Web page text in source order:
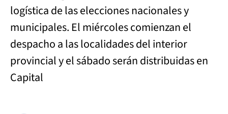
logística de las elecciones nacionales y
municipales. El miércoles comienzan el
despacho a las localidades del interior
provincial y el sábado serán distribuidas en
Capital